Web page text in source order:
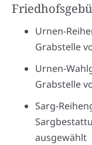
Urnen-
Grabstelle
Urnen-
Grabstelle
Sarg-
ausgewählt